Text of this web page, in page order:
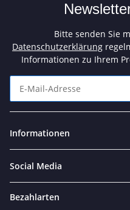
Bitte senden Sie
Datenschutzerklärung
Informationen zu Ihrem
Informationen
Social Media
Bezahlarten